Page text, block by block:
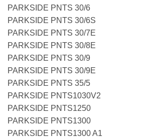
PARKSIDE PNTS 30/6
PARKSIDE PNTS 30/6S
PARKSIDE PNTS 30/7E
PARKSIDE PNTS 30/8E
PARKSIDE PNTS 30/9
PARKSIDE PNTS 30/9E
PARKSIDE PNTS 35/5
PARKSIDE PNTS1030V2
PARKSIDE PNTS1250
PARKSIDE PNTS1300
PARKSIDE PNTS1300 A1